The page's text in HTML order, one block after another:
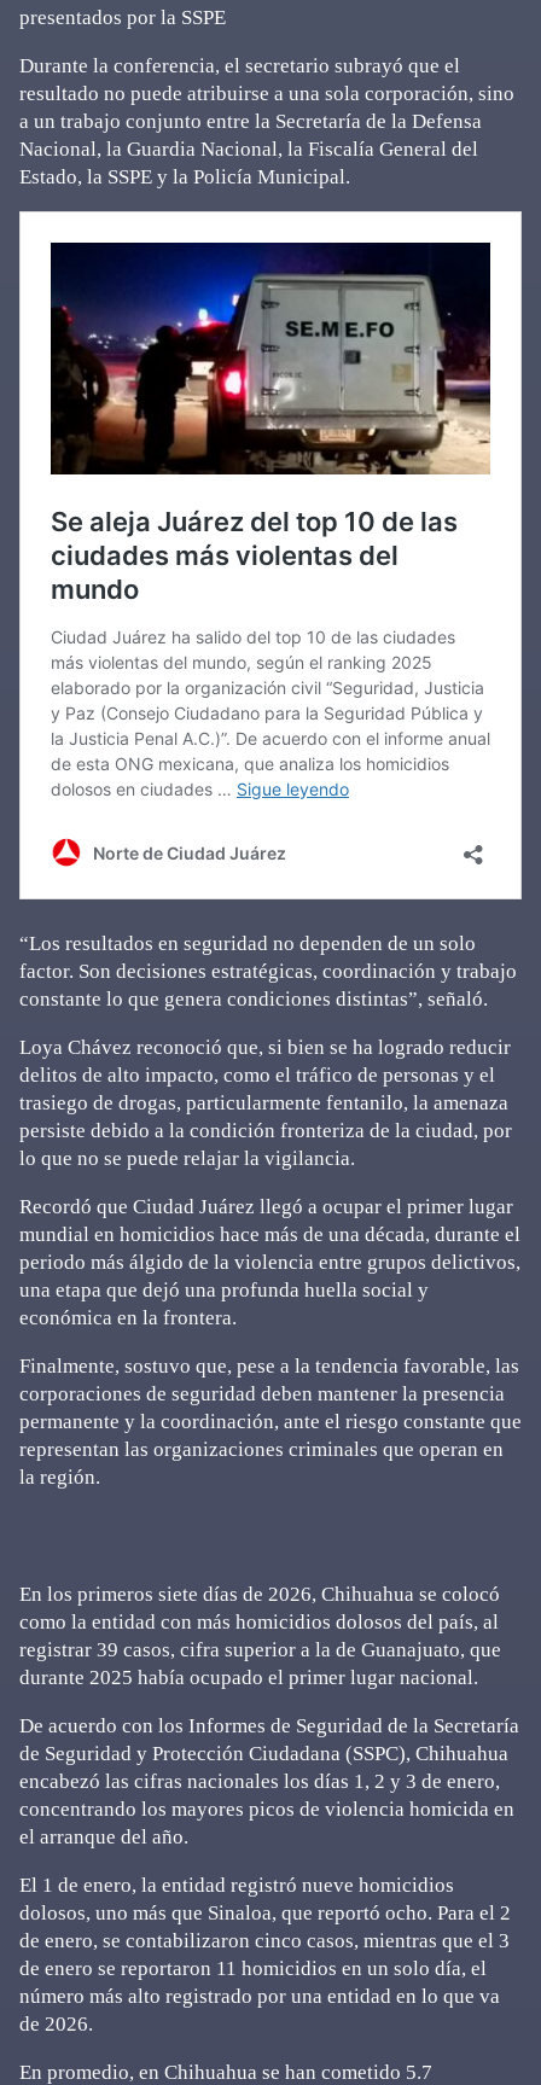
presentados por la SSPE
Durante la conferencia, el secretario subrayó que el
resultado no puede atribuirse a una sola corporación, sino
a un trabajo conjunto entre la Secretaría de la Defensa
Nacional, la Guardia Nacional, la Fiscalía General del
Estado, la SSPE y la Policía Municipal.
“Los resultados en seguridad no dependen de un solo
factor. Son decisiones estratégicas, coordinación y trabajo
constante lo que genera condiciones distintas”, señaló.
Loya Chávez reconoció que, si bien se ha logrado reducir
delitos de alto impacto, como el tráfico de personas y el
trasiego de drogas, particularmente fentanilo, la amenaza
persiste debido a la condición fronteriza de la ciudad, por
lo que no se puede relajar la vigilancia.
Recordó que Ciudad Juárez llegó a ocupar el primer lugar
mundial en homicidios hace más de una década, durante el
periodo más álgido de la violencia entre grupos delictivos,
una etapa que dejó una profunda huella social y
económica en la frontera.
Finalmente, sostuvo que, pese a la tendencia favorable, las
corporaciones de seguridad deben mantener la presencia
permanente y la coordinación, ante el riesgo constante que
representan las organizaciones criminales que operan en
la región.
En los primeros siete días de 2026, Chihuahua se colocó
como la entidad con más homicidios dolosos del país, al
registrar 39 casos, cifra superior a la de Guanajuato, que
durante 2025 había ocupado el primer lugar nacional.
De acuerdo con los Informes de Seguridad de la Secretaría
de Seguridad y Protección Ciudadana (SSPC), Chihuahua
encabezó las cifras nacionales los días 1, 2 y 3 de enero,
concentrando los mayores picos de violencia homicida en
el arranque del año.
El 1 de enero, la entidad registró nueve homicidios
dolosos, uno más que Sinaloa, que reportó ocho. Para el 2
de enero, se contabilizaron cinco casos, mientras que el 3
de enero se reportaron 11 homicidios en un solo día, el
número más alto registrado por una entidad en lo que va
de 2026.
En promedio, en Chihuahua se han cometido 5.7